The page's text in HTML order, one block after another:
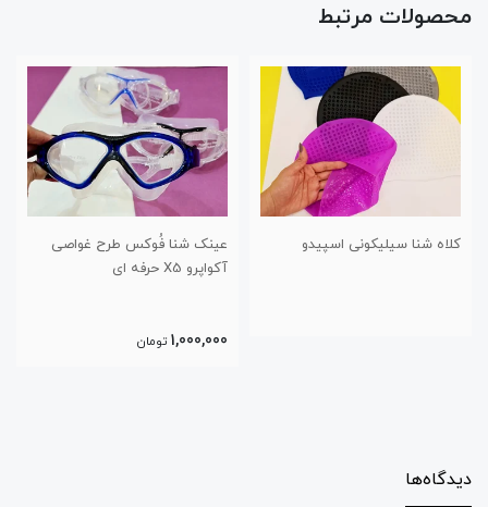
محصولات مرتبط
عینک شنا فُوکس طرح غواصی
عینک شنا اسپیدو مدل غواصی
مدل ۸۰۲۷
750,000 تومان
دیدگاه‌ها